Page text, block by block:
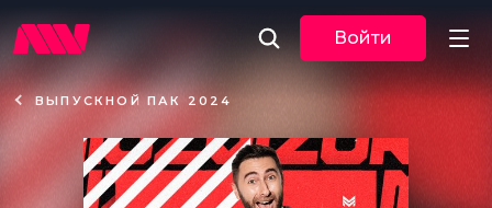
Музыка
Войти
ВЫПУСКНОЙ ПАК 2024